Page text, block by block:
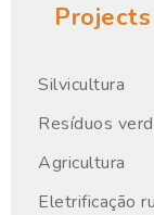
Projects
Silvicultura
Resíduos
Agricultura
Eletrificação